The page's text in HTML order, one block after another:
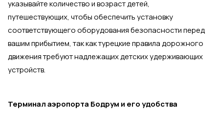
указывайте количество и возраст детей,
путешествующих, чтобы обеспечить установку
соответствующего оборудования безопасности перед
вашим прибытием, так как турецкие правила дорожного
движения требуют надлежащих детских удерживающих
устройств.
Терминал аэропорта Бодрум и его удобства